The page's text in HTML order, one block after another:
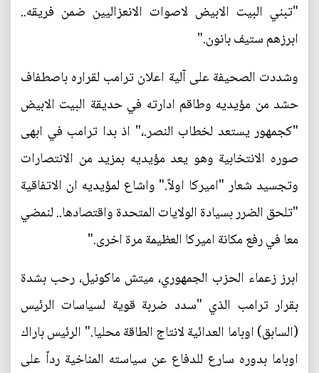
"تبني البيت الابيض لاصوات الانعزاليين ضمن فريقه..
ابرزهم ستيف بانون."
وشددت الصحيفة على آلية اعلان ترامب لقراره باصطفاف
حشد من مؤيديه وطاقم ادارته في حديقة البيت الابيض
"كجمهور يستعد لخطاب النصر.،" اذ بدا ترامب في ابهى
صوره الانتخابية وهو يعد مؤيديه بمزيد من الانتصارات
وتجسيد شعار "اميركا اولاً." واشاع لمؤيديه ان الاتفاقية
"تلحق الضرر بسيادة الولايات المتحدة واقتصادها.. لنمضي
معا في رفع مكانة اميركا العظيمة مرة اخرى."
ابرز زعماء الحزب الجمهوري، ميتش ماكونيل، رحب بشدة
بقرار ترامب الذي "سدد ضربة قوية لسياسات الرئيس
(السابق) اوباما العدائية لانتاج الطاقة محليا." الرئيس باراك
اوباما بدوره سارع للدفاع عن سياسته المناخية رداً على